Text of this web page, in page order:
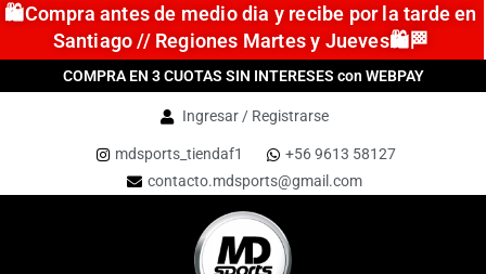
🛍️Compra antes de medio dia y recibe por la tarde en
Santiago // Regiones Martes y Jueves🛍️🏁
COMPRA EN 3 CUOTAS SIN INTERESES con WEBPAY
Ingresar / Registrarse
mdsports_tiendaf1
+56 9613 58127
contacto.mdsports@gmail.com